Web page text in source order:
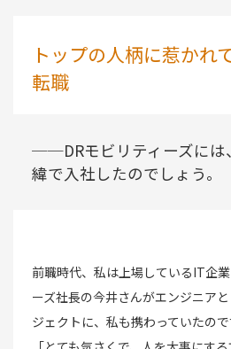
トップの人柄に惹かれ
転職
──DRモビリティーズには
緯で入社したのでしょう。
前職時代、私は上場しているIT企
ーズ社長の今井さんがエンジニア
ジェクトに、私も携わっていたので